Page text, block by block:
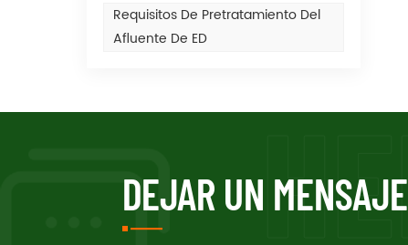
Requisitos De Pretratamiento Del
Afluente De ED
DEJAR UN MENSAJE